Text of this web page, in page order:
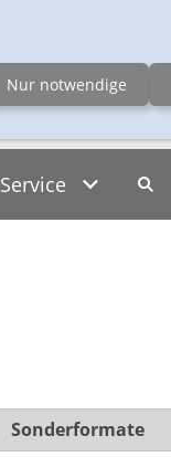
Service
Sonderformate
Nur notwendige